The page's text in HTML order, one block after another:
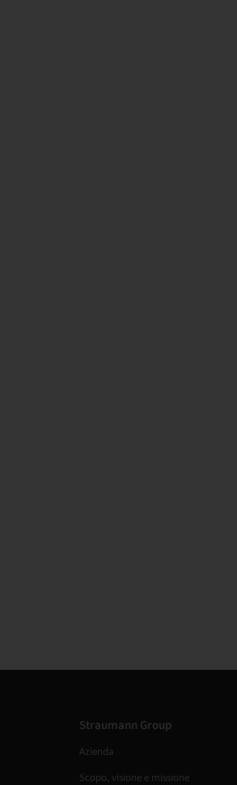
Straumann Group
Azienda
Scopo, visione e missione